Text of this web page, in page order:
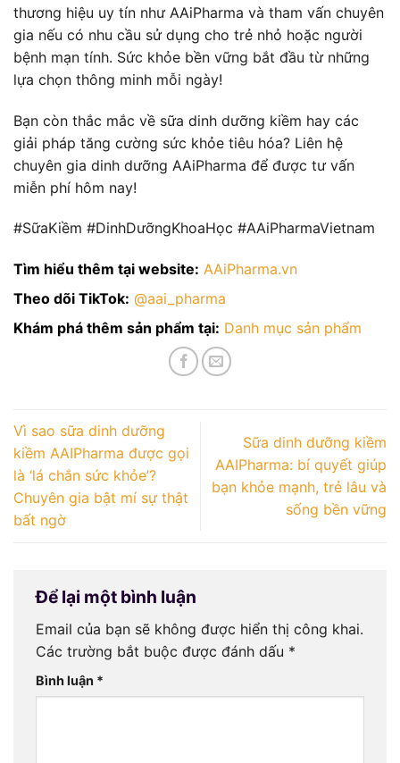
thương hiệu uy tín như AAiPharma và tham vấn chuyên
gia nếu có nhu cầu sử dụng cho trẻ nhỏ hoặc người
bệnh mạn tính. Sức khỏe bền vững bắt đầu từ những
lựa chọn thông minh mỗi ngày!
Bạn còn thắc mắc về sữa dinh dưỡng kiềm hay các
giải pháp tăng cường sức khỏe tiêu hóa? Liên hệ
chuyên gia dinh dưỡng AAiPharma để được tư vấn
miễn phí hôm nay!
#SữaKiềm #DinhDưỡngKhoaHọc #AAiPharmaVietnam
Tìm hiểu thêm tại website: AAiPharma.vn
Theo dõi TikTok: @aai_pharma
Khám phá thêm sản phẩm tại: Danh mục sản phẩm
Vì sao sữa dinh dưỡng
kiềm AAIPharma được gọi
là ‘lá chắn sức khỏe’?
Chuyên gia bật mí sự thật
bất ngờ
Sữa dinh dưỡng kiềm
AAIPharma: bí quyết giúp
bạn khỏe mạnh, trẻ lâu và
sống bền vững
Để lại một bình luận
Email của bạn sẽ không được hiển thị công khai.
Các trường bắt buộc được đánh dấu *
Bình luận *